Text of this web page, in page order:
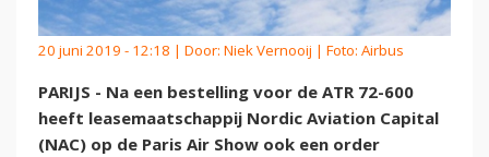
20 juni 2019 - 12:18 | Door: Niek Vernooij | Foto: Airbus
PARIJS - Na een bestelling voor de ATR 72-600
heeft leasemaatschappij Nordic Aviation Capital
(NAC) op de Paris Air Show ook een order